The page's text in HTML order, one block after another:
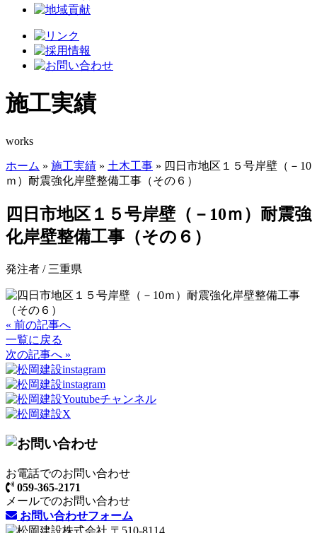
施工実績
works
ホーム » 施工実績 » 土木工事 » 四日市地区１５号岸壁（－10
ｍ）耐震強化岸壁整備工事（その６）
四日市地区１５号岸壁（－10ｍ）耐震強
化岸壁整備工事（その６）
発注者 / 三重県
« 前の記事へ
一覧に戻る
次の記事へ »
お電話でのお問い合わせ
059-365-2171
メールでのお問い合わせ
お問い合わせフォーム
〒510-8114